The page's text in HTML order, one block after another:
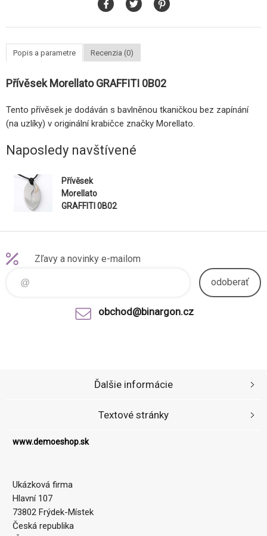
Popis a parametre Recenzia (0)
Přívěsek Morellato GRAFFITI 0B02
Tento přívěsek je dodáván s bavlněnou tkaničkou bez zapínání
(na uzlíky) v originální krabičce značky Morellato.
Naposledy navštívené
Přívěsek
Morellato
GRAFFITI 0B02
Zľavy a novinky e-mailom
odoberať
obchod@binargon.cz
www.demoeshop.sk
Ukázková firma
Hlavní 107
73802 Frýdek-Místek
Česká republika
Ďalšie informácie
Textové stránky